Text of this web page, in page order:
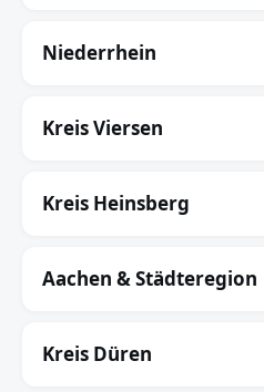
Niederrhein
Kreis Viersen
Kreis Heinsberg
Aachen & Städteregion
Kreis Düren